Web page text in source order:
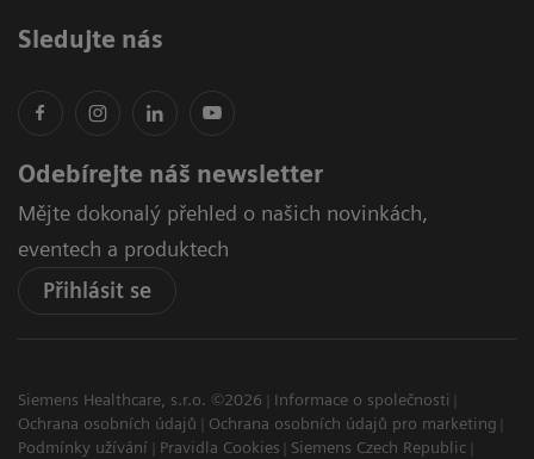
Sledujte nás
Odebírejte náš newsletter
Mějte dokonalý přehled o našich novinkách,
eventech a produktech
Přihlásit se
Siemens Healthcare, s.r.o. ©2026
Informace o společnosti
Ochrana osobních údajů
Ochrana osobních údajů pro marketing
Podmínky užívání
Pravidla Cookies
Siemens Czech Republic